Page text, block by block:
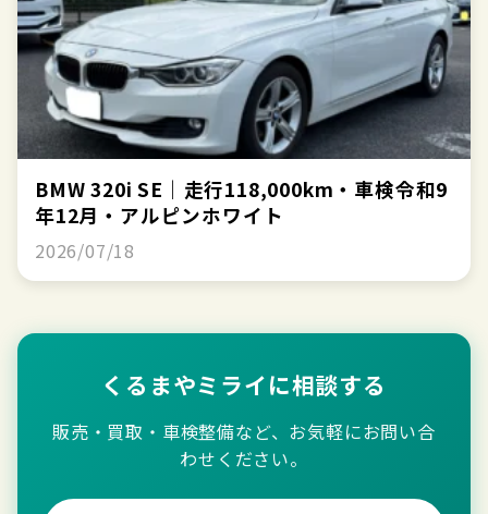
BMW 320i SE｜走行118,000km・車検令和9
年12月・アルピンホワイト
2026/07/18
くるまやミライに相談する
販売・買取・車検整備など、お気軽にお問い合
わせください。